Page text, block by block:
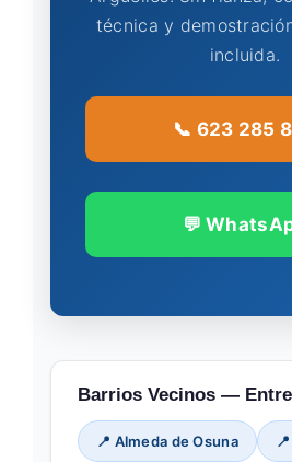
técnica y
incluida.
📞 623 285
💬
Barrios Vecinos —
📍 Almeda de Osuna